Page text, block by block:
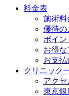
料金表
施術料
優待の
ポイ
お得な
お支
クリニック
アクセ
東京銀